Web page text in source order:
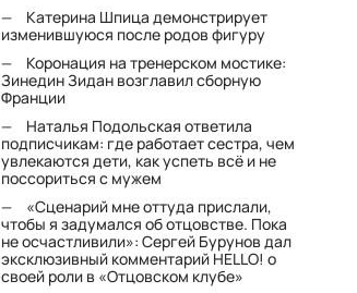
Катерина Шпица демонстрирует
изменившуюся после родов фигуру
Коронация на тренерском мостике:
Зинедин Зидан возглавил сборную
Франции
Наталья Подольская ответила
подписчикам: где работает сестра, чем
увлекаются дети, как успеть всё и не
поссориться с мужем
«Сценарий мне оттуда прислали,
чтобы я задумался об отцовстве. Пока
не осчастливили»: Сергей Бурунов дал
эксклюзивный комментарий HELLO! о
своей роли в «Отцовском клубе»